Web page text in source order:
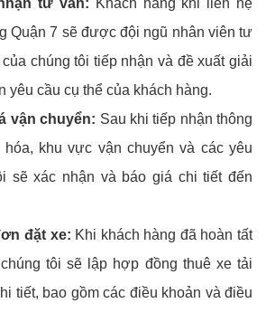
tư vấn: Khách hàng khi liên hệ
Quận 7 sẽ được đội ngũ nhân viên tư
chúng tôi tiếp nhận và đề xuất giải
yêu cầu cụ thể của khách hàng.
vận chuyển: Sau khi tiếp nhận thông
khu vực vận chuyển và các yêu
sẽ xác nhận và báo giá chi tiết đến
đặt xe: Khi khách hàng đã hoàn tất
tôi sẽ lập hợp đồng thuê xe tải
tiết, bao gồm các điều khoản và điều